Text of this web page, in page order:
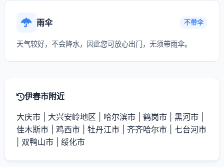
雨伞 不带伞
天气较好，不会降水，因此您可放心出门，无须带雨伞。
伊春市附近
大庆市 大兴安岭地区 哈尔滨市 鹤岗市 黑河市
佳木斯市
鸡西市 牡丹江市 齐齐哈尔市
七台河市
双鸭山市 绥化市